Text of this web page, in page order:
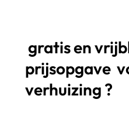
gratis en
prijsopgave
verhuizing ?